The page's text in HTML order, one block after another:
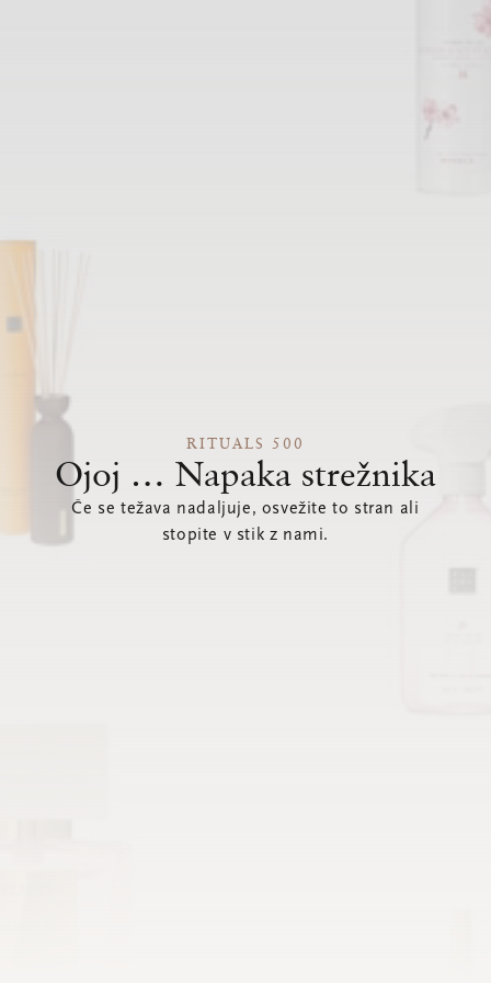
RITUALS 500
Ojoj … Napaka strežnika
Če se težava nadaljuje, osvežite to stran ali
stopite v stik z nami.